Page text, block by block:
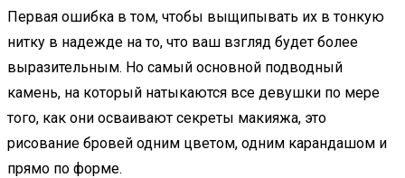
Первая ошибка в том, чтобы выщипывать их в тонкую
нитку в надежде на то, что ваш взгляд будет более
выразительным. Но самый основной подводный
камень, на который натыкаются все девушки по мере
того, как они осваивают секреты макияжа, это
рисование бровей одним цветом, одним карандашом и
прямо по форме.